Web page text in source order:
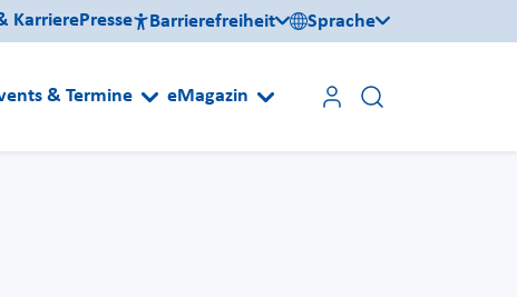
KarrierePresse Barrierefreiheit Sprache
& Termine eMagazin